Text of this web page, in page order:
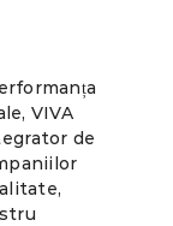
VIVA
de